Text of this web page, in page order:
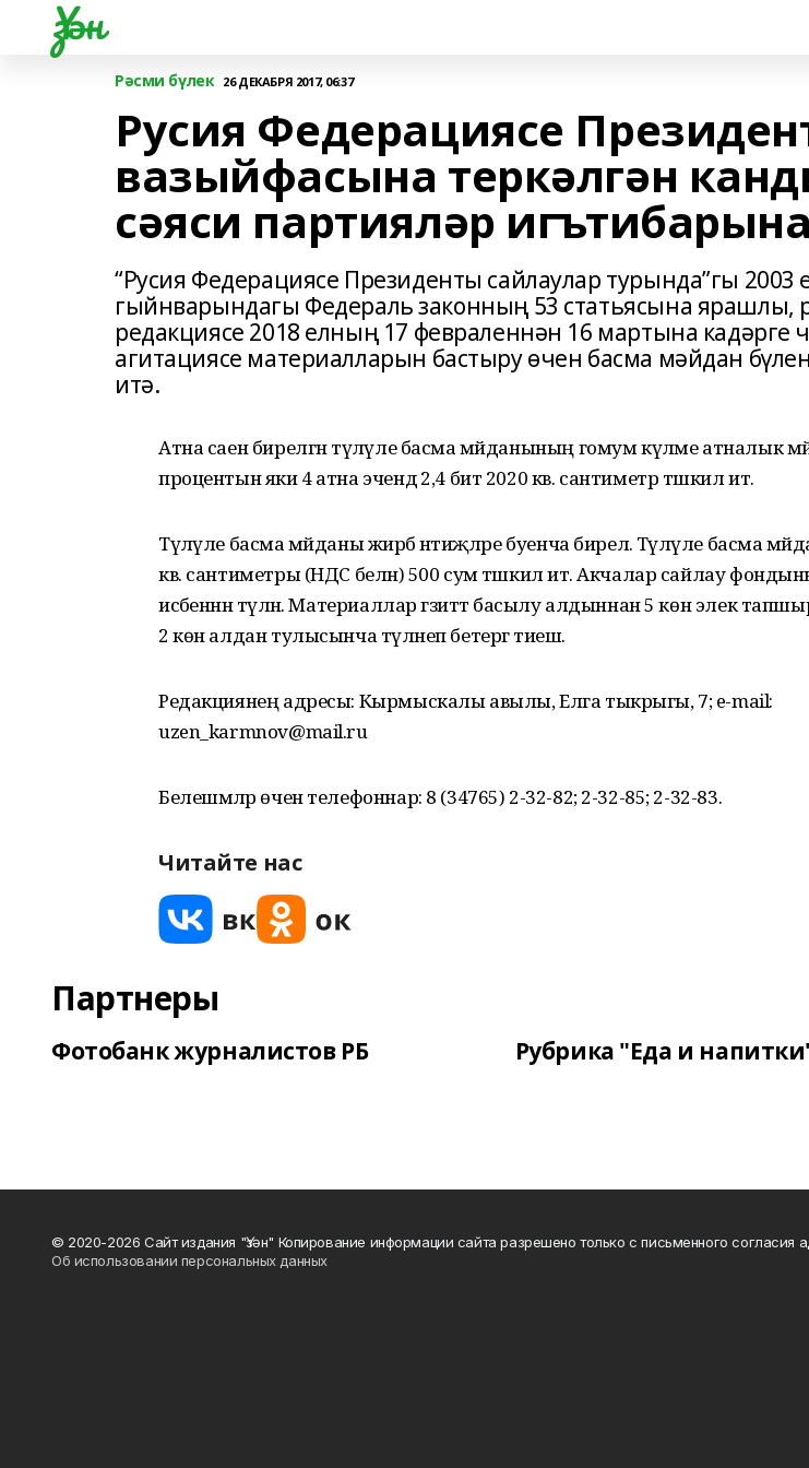
Үзән
Рәсми бүлек 26 ДЕКАБРЯ 2017, 06:37
Русия Федерациясе
вазыйфасына теркәлгән
сәяси партияләр
“Русия Федерациясе Президенты сайлаулар турында”гы 2003
гыйнварындагы Федераль законның 53 статьясына ярашлы,
редакциясе 2018 елның 17 февраленнән 16 мартына кадәрге
агитациясе материалларын бастыру өчен басма мәйдан
итә.
Атна саен бирелгән түләүле басма мәйданының гомум күләме атналык
процентын яки 4 атна эчендә 2,4 бит 2020 кв. сантиметр тәшкил итә.
Түләүле басма мәйданы жирәбә нәтиҗәләре буенча бирелә. Түләүле басма
кв. сантиметры (НДС белән) 500 сум тәшкил итә. Акчалар сайлау
исәбеннән түләнә. Материаллар гәзиттә басылу алдыннан 5 көн элек
2 көн алдан тулысынча түләнеп бетергә тиеш.
Редакциянең адресы: Кырмыскалы авылы, Елга тыкрыгы, 7; e-mail:
uzen_karmnov@mail.ru
Белешмәләр өчен телефоннар: 8 (34765) 2-32-82; 2-32-85; 2-32-83.
Читайте нас
Партнеры
Фотобанк журналистов РБ Рубрика "Еда и
© 2020-2026 Сайт издания "Үзән" Копирование информации сайта разрешено только с письменного согласия
Об использовании персональных данных